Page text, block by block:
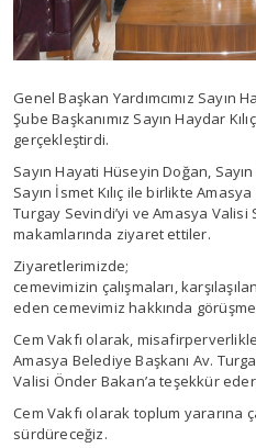
Genel Başkan Yardımcımız Sayın
Şube Başkanımız Sayın Haydar
gerçekleştirdi.
Sayın Hayati Hüseyin Doğan,
Sayın İsmet Kılıç ile birlikte
Turgay Sevindi’yi ve Amasya Valisi
makamlarında ziyaret ettiler.
Ziyaretlerimizde;
cemevimizin çalışmaları,
eden cemevimiz hakkında
Cem Vakfı olarak,
Amasya Belediye Başkanı Av.
Valisi Önder Bakan’a teşekkür
Cem Vakfı olarak toplum yararına
sürdüreceğiz.